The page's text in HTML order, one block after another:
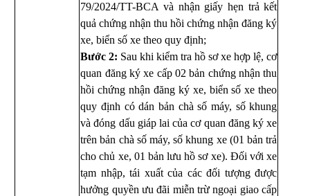
79/2024/TT-BCA và nhận giấy hẹn trả kết
quả chứng nhận thu hồi chứng nhận đăng ký
xe, biển số xe theo quy định;
Bước 2: Sau khi kiểm tra hồ sơ xe hợp lệ, cơ
quan đăng ký xe cấp 02 bản chứng nhận thu
hồi chứng nhận đăng ký xe, biển số xe theo
quy định có dán bản chà số máy, số khung
và đóng dấu giáp lai của cơ quan đăng ký xe
trên bản chà số máy, số khung xe (01 bản trả
cho chủ xe, 01 bản lưu hồ sơ xe). Đối với xe
tạm nhập, tái xuất của các đối tượng được
hưởng quyền ưu đãi miễn trừ ngoại giao cấp